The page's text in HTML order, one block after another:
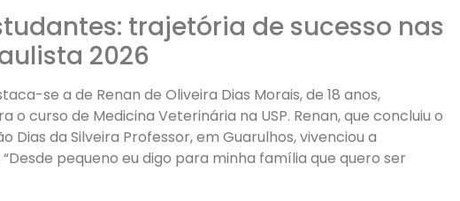
trajetória de sucesso nas
2026
se a de Renan de Oliveira Dias Morais, de 18 anos,
curso de Medicina Veterinária na USP. Renan, que concluiu o
Dias da Silveira Professor, em Guarulhos, vivenciou a
pequeno eu digo para minha família que quero ser